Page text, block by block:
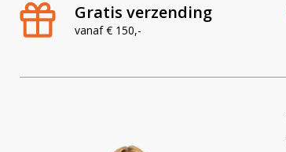
Gratis verzending
vanaf € 150,-